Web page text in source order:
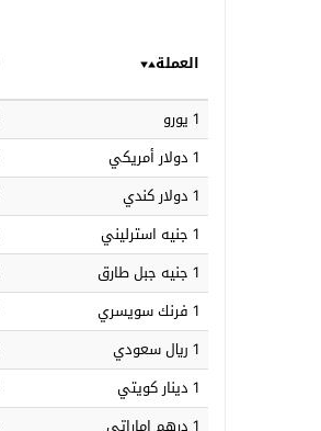
العملة
1 يورو
1 دولار أمريكي
1 دولار كندي
1 جنيه استرليني
1 جنيه جبل طارق
1 فرنك سويسري
1 ريال سعودي
1 دينار كويتي